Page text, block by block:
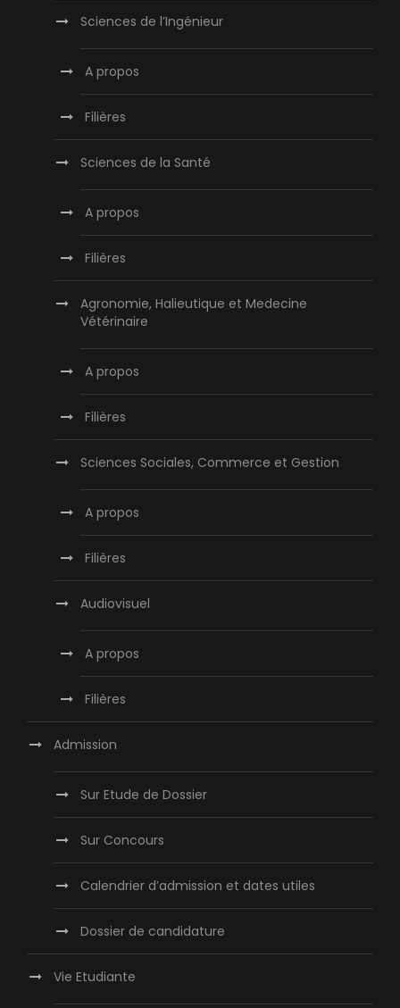
Sciences de l’Ingénieur
A propos
Filières
Sciences de la Santé
A propos
Filières
Agronomie, Halieutique et Medecine
Vétérinaire
A propos
Filières
Sciences Sociales, Commerce et Gestion
A propos
Filières
Audiovisuel
A propos
Filières
Admission
Sur Etude de Dossier
Sur Concours
Calendrier d’admission et dates utiles
Dossier de candidature
Vie Etudiante